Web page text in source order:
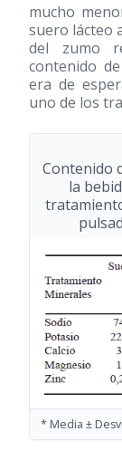
mucho
suero lácteo
del zumo
contenido
era de
uno de los
Contenido
la
* Media ±